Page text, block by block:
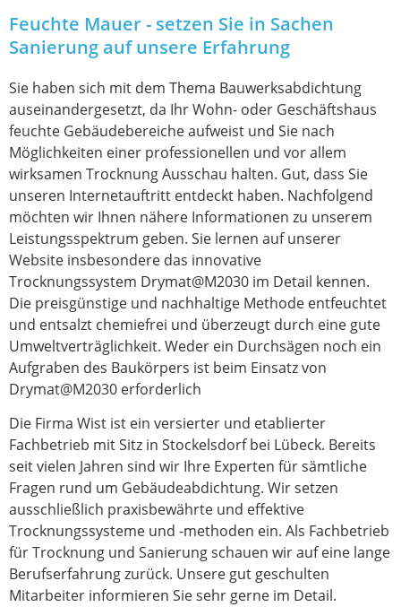
Feuchte Mauer - setzen Sie in Sachen
Sanierung auf unsere Erfahrung
Sie haben sich mit dem Thema Bauwerksabdichtung
auseinandergesetzt, da Ihr Wohn- oder Geschäftshaus
feuchte Gebäudebereiche aufweist und Sie nach
Möglichkeiten einer professionellen und vor allem
wirksamen Trocknung Ausschau halten. Gut, dass Sie
unseren Internetauftritt entdeckt haben. Nachfolgend
möchten wir Ihnen nähere Informationen zu unserem
Leistungsspektrum geben. Sie lernen auf unserer
Website insbesondere das innovative
Trocknungssystem Drymat@M2030 im Detail kennen.
Die preisgünstige und nachhaltige Methode entfeuchtet
und entsalzt chemiefrei und überzeugt durch eine gute
Umweltverträglichkeit. Weder ein Durchsägen noch ein
Aufgraben des Baukörpers ist beim Einsatz von
Drymat@M2030 erforderlich
Die Firma Wist ist ein versierter und etablierter
Fachbetrieb mit Sitz in Stockelsdorf bei Lübeck. Bereits
seit vielen Jahren sind wir Ihre Experten für sämtliche
Fragen rund um Gebäudeabdichtung. Wir setzen
ausschließlich praxisbewährte und effektive
Trocknungssysteme und -methoden ein. Als Fachbetrieb
für Trocknung und Sanierung schauen wir auf eine lange
Berufserfahrung zurück. Unsere gut geschulten
Mitarbeiter informieren Sie sehr gerne im Detail.